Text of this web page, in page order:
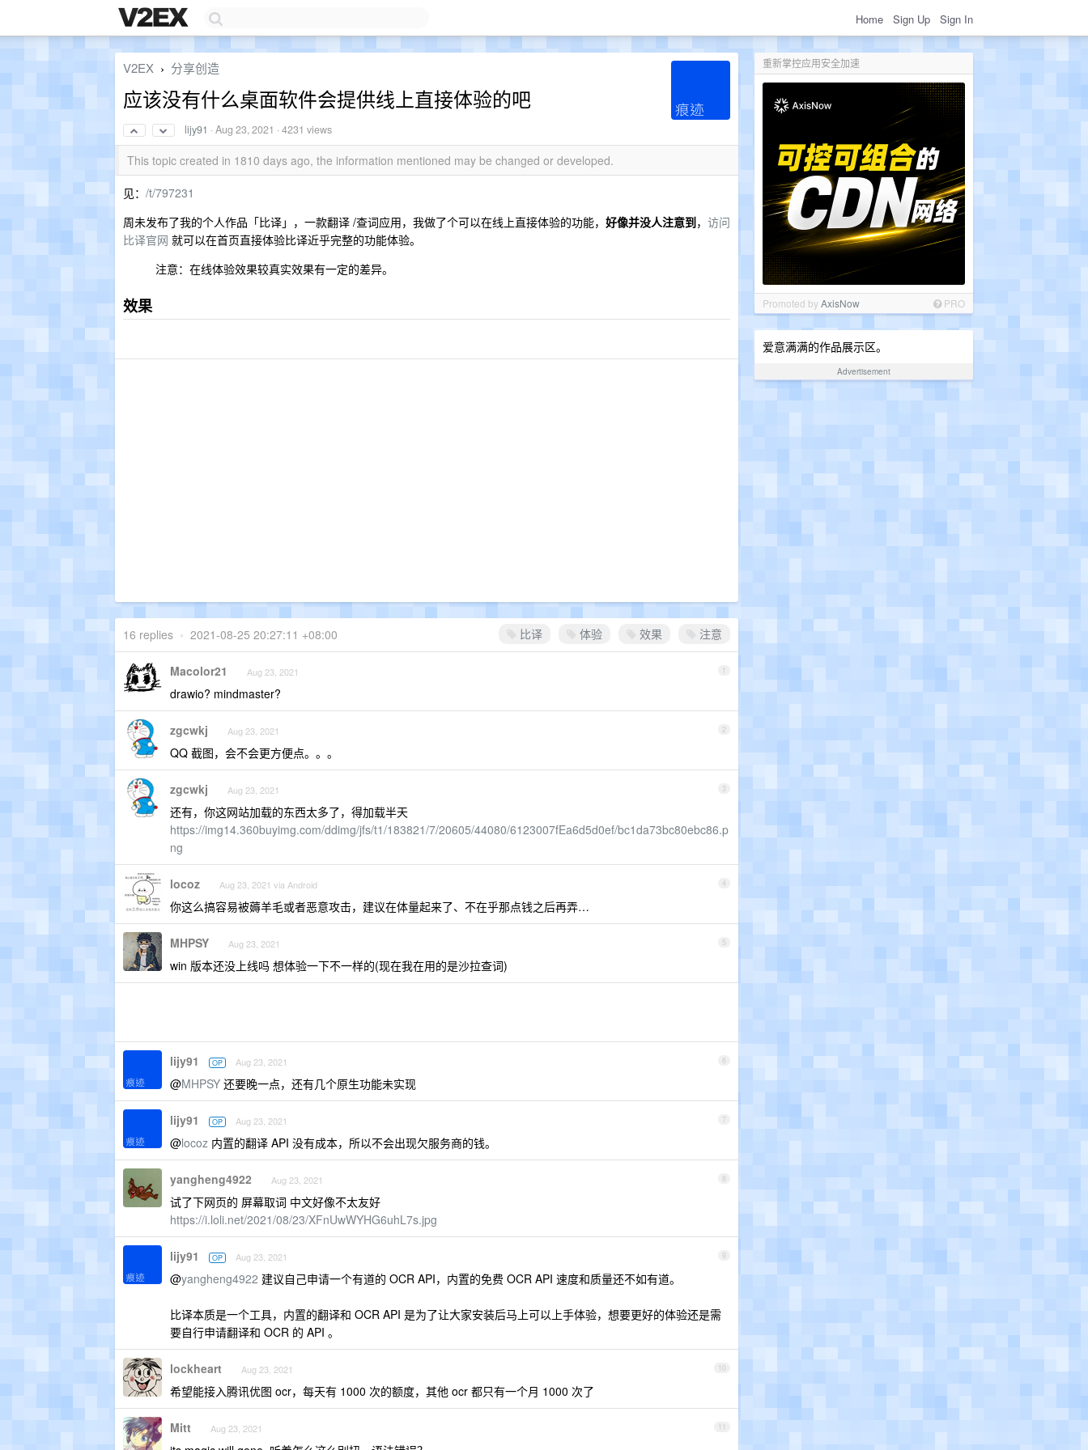
Home Sign Up Sign In
重新掌控应用安全加速
Promoted byAxisNow PRO
爱意满满的作品展示区。
Advertisement
V2EX › 分享创造
应该没有什么桌面软件会提供线上直接体验的吧
lijy91 ·Aug 23, 2021 · 4231 views
This topic created in 1810 days ago, the information mentioned may be changed or developed.
见： /t/797231
周未发布了我的个人作品「比译」，一款翻译 /查词应用，我做了个可以在线上直接体验的功能， 好像并没人注意到， 访问
比译官网 就可以在首页直接体验比译近乎完整的功能体验。
注意：在线体验效果较真实效果有一定的差异。
效果
比译 体验 效果 注意
16 replies • 2021-08-25 20:27:11 +08:00
1
Macolor21 Aug 23, 2021
drawio? mindmaster?
2
zgcwkj Aug 23, 2021
QQ 截图，会不会更方便点。。。
3
zgcwkj Aug 23, 2021
还有，你这网站加载的东西太多了，得加载半天
https://img14.360buyimg.com/ddimg/jfs/t1/183821/7/20605/44080/6123007fEa6d5d0ef/bc1da73bc80ebc86.p
ng
4
locoz Aug 23, 2021 via Android
你这么搞容易被薅羊毛或者恶意攻击，建议在体量起来了、不在乎那点钱之后再弄…
5
MHPSY Aug 23, 2021
win 版本还没上线吗 想体验一下不一样的(现在我在用的是沙拉查词)
6
lijy91 OP Aug 23, 2021
@MHPSY 还要晚一点，还有几个原生功能未实现
7
lijy91 OP Aug 23, 2021
@locoz 内置的翻译 API 没有成本，所以不会出现欠服务商的钱。
8
yangheng4922 Aug 23, 2021
试了下网页的 屏幕取词 中文好像不太友好
https://i.loli.net/2021/08/23/XFnUwWYHG6uhL7s.jpg
9
lijy91 OP Aug 23, 2021
@yangheng4922 建议自己申请一个有道的 OCR API，内置的免费 OCR API 速度和质量还不如有道。
比译本质是一个工具，内置的翻译和 OCR API 是为了让大家安装后马上可以上手体验，想要更好的体验还是需
要自行申请翻译和 OCR 的 API 。
10
lockheart Aug 23, 2021
希望能接入腾讯优图 ocr，每天有 1000 次的额度，其他 ocr 都只有一个月 1000 次了
11
Mitt Aug 23, 2021